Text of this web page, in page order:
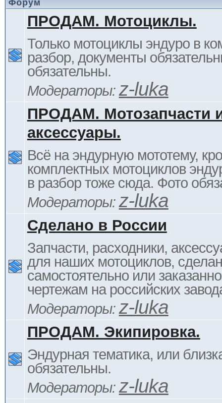
Форум
ПРОДАМ. Мотоциклы.
Только мотоциклы эндуро в
разбор, документы
обязательны.
Модераторы: z-luka
ПРОДАМ. Мотозапчасти
аксессуары.
Всё на эндурную мототему,
комплектных мотоциклов
в разбор тоже сюда. Фото
Модераторы: z-luka
Сделано в России
Запчасти, расходники,
для наших мотоциклов,
самостоятельно или
чертежам на российских
Модераторы: z-luka
ПРОДАМ. Экипировка.
Эндурная тематика, или
обязательны.
Модераторы: z-luka